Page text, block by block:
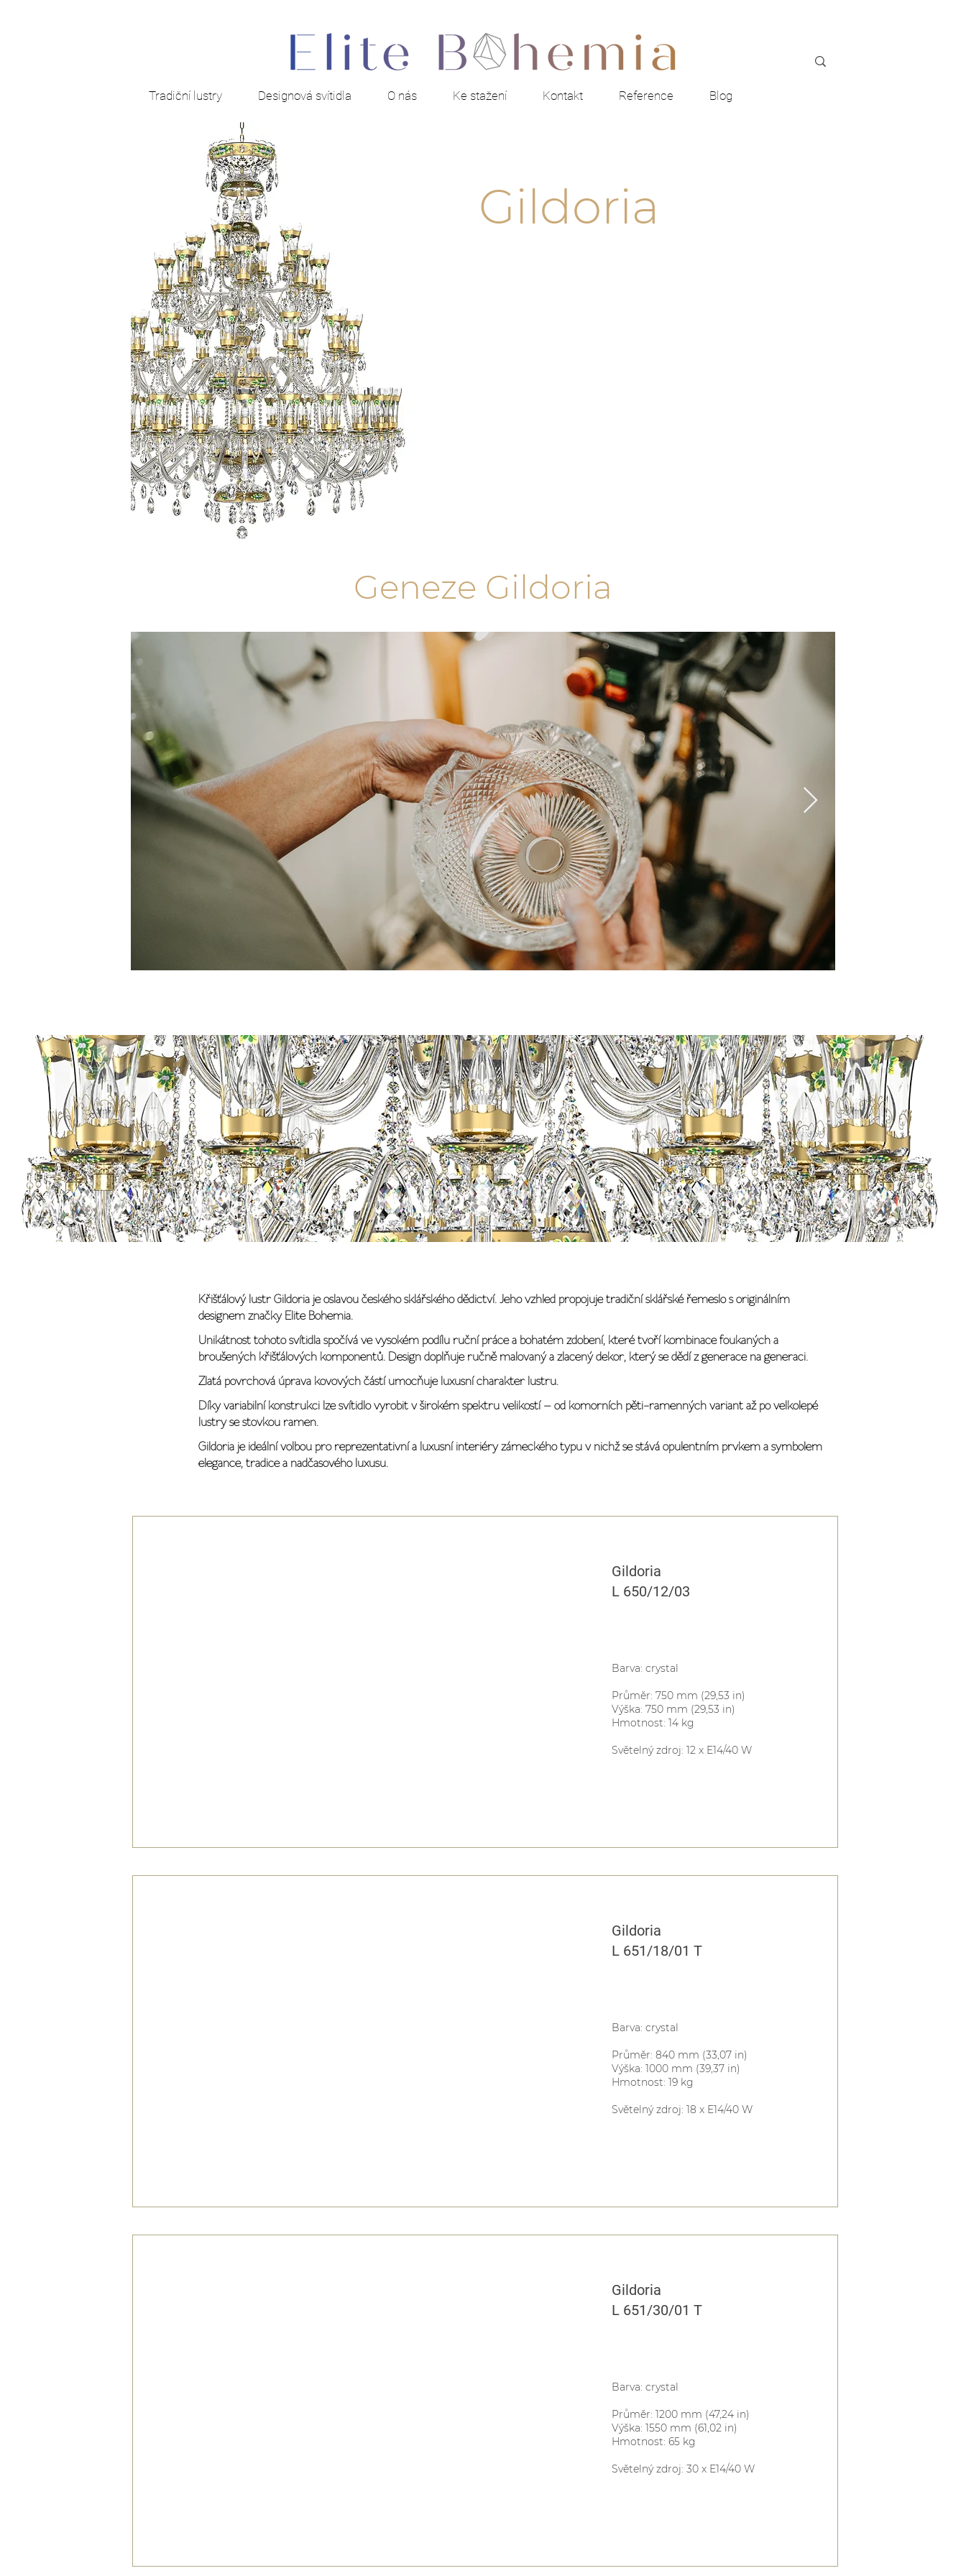
Tradiční lustry Designová svítidla O nás Ke stažení Kontakt Reference Blog
Gildoria
Geneze Gildoria
Křišťálový lustr Gildoria je oslavou českého sklářského dědictví. Jeho vzhled propojuje tradiční sklářské řemeslo s originálním
designem značky Elite Bohemia.
Unikátnost tohoto svítidla spočívá ve vysokém podílu ruční práce a bohatém zdobení, které tvoří kombinace foukaných a
broušených křišťálových komponentů. Design doplňuje ručně malovaný a zlacený dekor, který se dědí z generace na generaci.
Zlatá povrchová úprava kovových částí umocňuje luxusní charakter lustru.
Díky variabilní konstrukci lze svítidlo vyrobit v širokém spektru velikostí – od komorních pěti-ramenných variant až po velkolepé
lustry se stovkou ramen.
Gildoria je ideální volbou pro reprezentativní a luxusní interiéry zámeckého typu v nichž se stává opulentním prvkem a symbolem
elegance, tradice a nadčasového luxusu.
Gildoria
L 650/12/03
Barva: crystal
Průměr: 750 mm (29,53 in)
Výška: 750 mm (29,53 in)
Hmotnost: 14 kg
Světelný zdroj: 12 x E14/40 W
Gildoria
L 651/18/01 T
Barva: crystal
Průměr: 840 mm (33,07 in)
Výška: 1000 mm (39,37 in)
Hmotnost: 19 kg
Světelný zdroj: 18 x E14/40 W
Gildoria
L 651/30/01 T
Barva: crystal
Průměr: 1200 mm (47,24 in)
Výška: 1550 mm (61,02 in)
Hmotnost: 65 kg
Světelný zdroj: 30 x E14/40 W